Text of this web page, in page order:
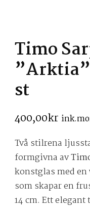
Timo
st
400,00kr
Två stilrena
formgivna av
konstglas med
som skapar en
14 cm. Ett